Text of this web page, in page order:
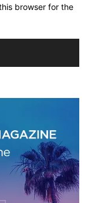
browser for the